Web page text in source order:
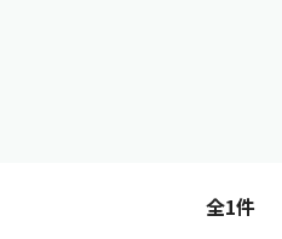
全1件